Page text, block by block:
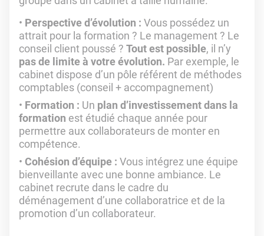
Perspective d’évolution : Vous possédez un
attrait pour la formation ? Le management ? Le
conseil client poussé ? Tout est possible, il n’y
pas de limite à votre évolution. Par exemple, le
cabinet dispose d’un pôle référent de méthodes
comptables (conseil + accompagnement)
Formation : Un plan d’investissementdans la
formation est étudié chaque année pour
permettre aux collaborateurs de monter en
compétence.
Cohésion d’équipe : Vous intégrez une équipe
bienveillante avec une bonne ambiance. Le
cabinet recrute dans le cadre du
déménagement d’une collaboratrice et de la
promotion d’un collaborateur.